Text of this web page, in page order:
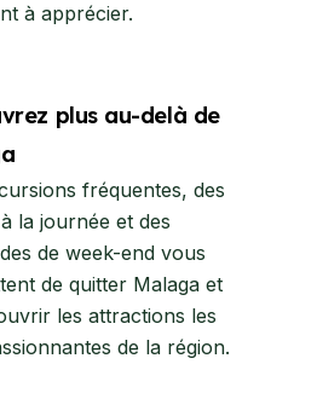
à apprécier.
plus au-delà de
fréquentes, des
la journée et des
de week-end vous
de quitter Malaga et
les attractions les
de la région.